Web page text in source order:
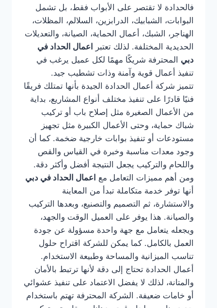
فالحدادة لا تقتصر على الأبواب فقط، بل تشمل
البوابات، الشبابيك، الدرابزين، السلالم، المظلات،
الهناجر، الشبك، أعمال الحماية، الصيانة، والتعديلات
الحديدية المختلفة. لذلك تعتبر
اعمال الحداد في
دبي المحترفة شريكًا مهمًا لكل عميل يرغب في
تنفيذ أعمال قوية وآمنة وذات تشطيب جيد.
تتميز شركة أعمال الحدادة الجيدة بأنها تمتلك فريقًا
فنيًا قادرًا على تنفيذ مختلف أنواع المشاريع، بداية
من الأعمال الصغيرة مثل إصلاح باب أو تركيب
شباك حماية، وحتى الأعمال الكبيرة مثل تجهيز
مستودعات أو تنفيذ بوابات خارجية ضخمة. كما أن
وجود معدات مناسبة وخبرة في القياس والقص
واللحام والتركيب يجعل النتيجة أفضل وأكثر دقة.
ومن أهم مميزات التعامل مع اعمال الحداد في دبي
أنها توفر خدمة متكاملة تبدأ من المعاينة
والاستشارة، ثم التصميم والتصنيع، وبعدها التركيب
والصيانة. هذا يوفر على العميل الوقت والجهد،
ويجعله يتعامل مع جهة واحدة مسؤولة عن جودة
العمل بالكامل. كما يمكن للشركة اقتراح حلول
تناسب الميزانية والمساحة وطبيعة الاستخدام.
أعمال الحدادة تحتاج إلى دقة لأنها ترتبط بالأمان
والمتانة، لذلك لا يفضل الاعتماد على تنفيذ عشوائي
أو خامات ضعيفة. الشركة المحترفة تهتم باستخدام